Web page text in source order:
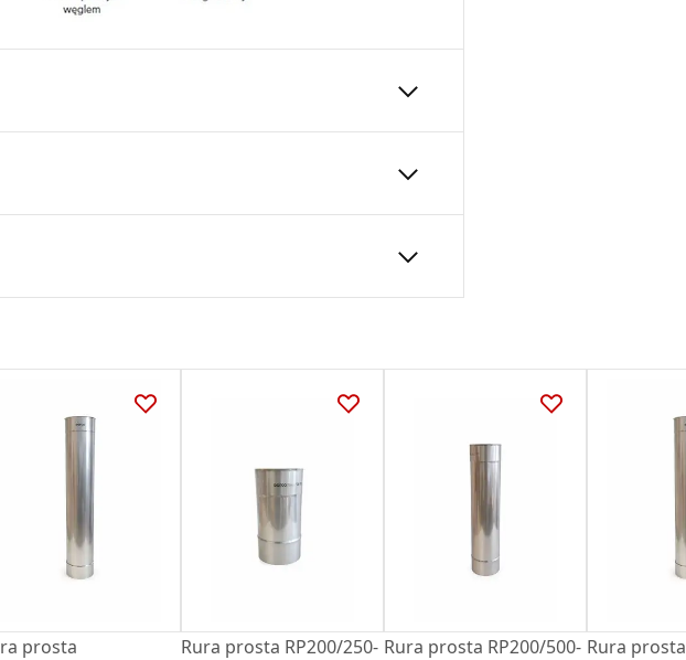
gazem, olejem opałowym oraz peletem.
1.4404
produktu.
wkladow-kominowych-SWK-SWKZ.pdf
prosta
Rura prosta RP200/250- Rura prosta RP200/500- Rura prosta